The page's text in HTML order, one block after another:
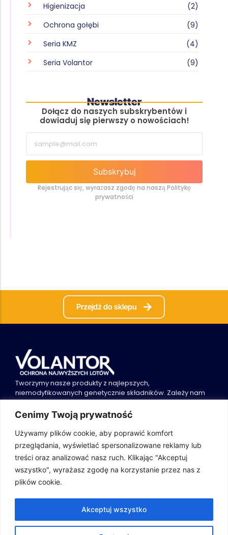
Cenimy Twoją prywatność
Używamy plików cookie, aby poprawić komfort
przeglądania, wyświetlać spersonalizowane reklamy lub
treści oraz analizować nasz ruch. Klikając "Akceptuj
wszystko", wyrażasz zgodę na korzystanie przez nas z
plików cookie.
Akceptuj wszystko
Higienizacja
(2)
Ochrona gołębi
(9)
Seria KMZ
(4)
Seria Volantor
(9)
Newsletter
Dołącz do naszych subskrybentów i
dowiaduj się pierwszy o nowościach!
Subskrybuj
Rejestrując się, wyrażasz zgodę na naszą Politykę
prywatności
Przejdź do sklepu
Tworzymy nasze produkty z najlepszych,
niemodyfikowanych genetycznie składników. Zależy nam
tylko na Waszych dobrych wynikach!
Pomoc
Polityka prywatności
Regulamin
Volantor
O nas
Kontakt
Główna
Sklep
B2B
+48 510 083 086
marcelina@volantor.pl
Słoneczna 32, Długołęka,